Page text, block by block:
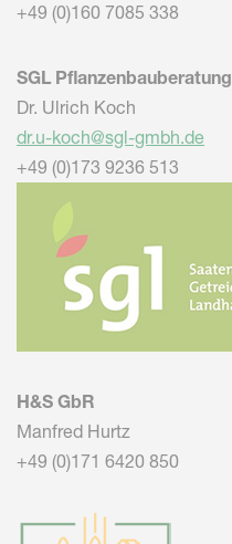
+49 (0)160 7085 338
SGL Pflanzenbauberatung
Dr. Ulrich Koch
dr.u-koch@sgl-gmbh.de
+49 (0)173 9236 513
H&S GbR
Manfred Hurtz
+49 (0)171 6420 850